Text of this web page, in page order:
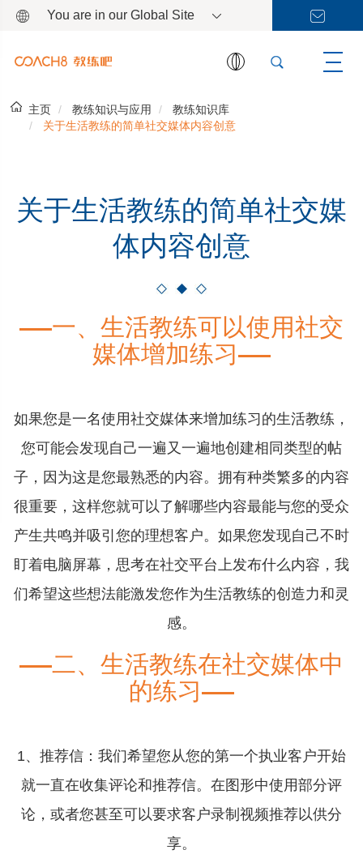
You are in our Global Site
主页 教练知识与应用
教练知识库
关于生活教练的简单社交媒体内容创意
关于生活教练的简单社交媒
体内容创意
一、生活教练可以使用社交
媒体增加练习
如果您是一名使用社交媒体来增加练习的生活教练，
您可能会发现自己一遍又一遍地创建相同类型的帖
子，因为这是您最熟悉的内容。拥有种类繁多的内容
很重要，这样您就可以了解哪些内容最能与您的受众
产生共鸣并吸引您的理想客户。如果您发现自己不时
盯着电脑屏幕，思考在社交平台上发布什么内容，我
们希望这些想法能激发您作为生活教练的创造力和灵
感。
二、生活教练在社交媒体中
的练习
1、推荐信：我们希望您从您的第一个执业客户开始
就一直在收集评论和推荐信。在图形中使用部分评
论，或者您甚至可以要求客户录制视频推荐以供分
享。